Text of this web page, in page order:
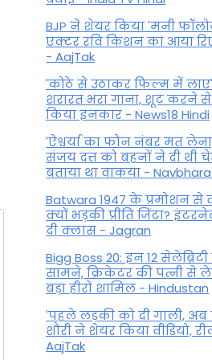
BJP ने शेयर किया 'मनी
एक्टर रवि किशन का आया
- AajTak
'कोठे से उठाकर फिल्म में
शरारत भरा गाना, शूट करने से
किया इनकार - News18 Hindi
'ऐश्वर्या का फोन नंबर मत
संजय दत्त को बहनों ने दी थी
बताया था वाकया -
Batwara 1947 के प्रमोशन से
क्यों भड़की प्रीति जिंटा?
दी क्लास - Jagran
Bigg Boss 20: इन 12
सामने, क्रिकेटर की पत्नी से
बड़ा हीरो शामिल - Hindustan
'पहले लड़की को दी गाली, अब
शौरी ने शेयर किया वीडियो,
AajTak